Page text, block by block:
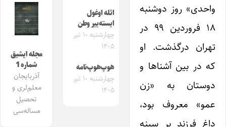
واحدی» روز دوشنبه
۱۸ فروردین ۹۹ در
تهران درگذشت. او
که در بین آشناها و
دوستان به «زن
عمو» معروف بود،
داغ فرزند بر سینه
ائله اوغول
ایسته‌ییر وطن
چهارشنبه ۱۰ تیر
۱۴۰۵
هوپ‌هوپ‌نامه
چهارشنبه ۱۰ تیر
۱۴۰۵
مجله ایشیق
شماره 1
آذربایجان
معلم‌لری و
تحصیل
مساله‌سی